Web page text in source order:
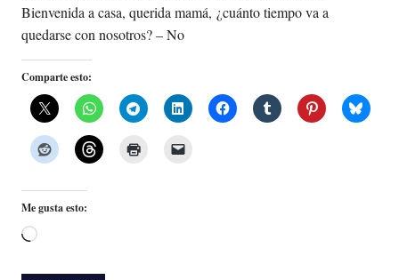
Bienvenida a casa, querida mamá, ¿cuánto tiempo va a
quedarse con nosotros? – No
Comparte esto:
Me gusta esto:
Cargando...